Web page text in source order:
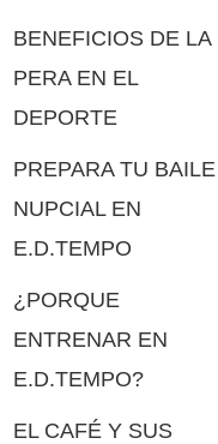
BENEFICIOS DE LA
PERA EN EL
DEPORTE
PREPARA TU BAILE
NUPCIAL EN
E.D.TEMPO
¿PORQUE
ENTRENAR EN
E.D.TEMPO?
EL CAFÉ Y SUS